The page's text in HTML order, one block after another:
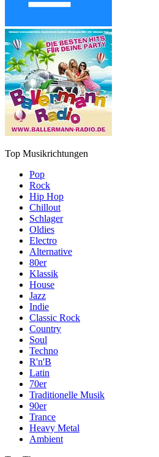
Top Musikrichtungen
Pop
Rock
Hip Hop
Chillout
Schlager
Oldies
Electro
Alternative
80er
Klassik
House
Jazz
Indie
Classic Rock
Country
Soul
Techno
R'n'B
Latin
70er
Traditionelle Musik
90er
Trance
Heavy Metal
Ambient